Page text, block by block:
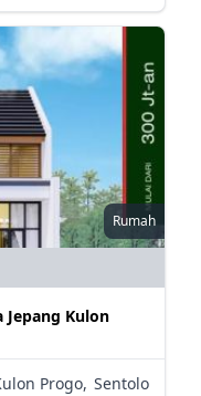
Rumah
Jepang Kulon
Progo, Sentolo